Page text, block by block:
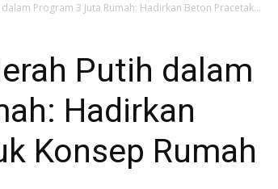
Program 3 Juta Rumah: Hadirkan Beton Pracetak...
Putih dalam
Hadirkan
Konsep Rumah